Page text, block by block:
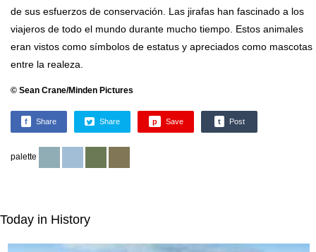
de sus esfuerzos de conservación. Las jirafas han fascinado a los
viajeros de todo el mundo durante mucho tiempo. Estos animales
eran vistos como símbolos de estatus y apreciados como mascotas
entre la realeza.
© Sean Crane/Minden Pictures
f Share Share p Save t Post
palette
Today in History